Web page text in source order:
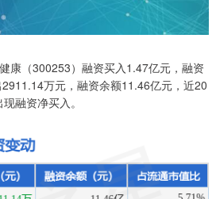
康（300253）融资买入1.47亿元，融资
万元，融资余额11.46亿元，近20
融资净买入。